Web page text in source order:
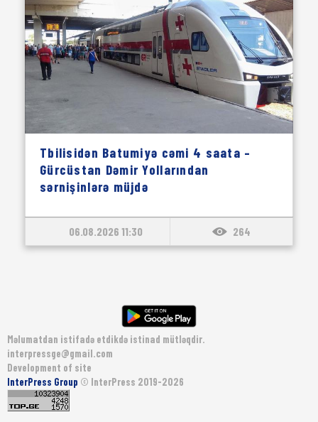
Tbilisidən Batumiyə cəmi 4 saata –
Gürcüstan Dəmir Yollarından
sərnişinlərə müjdə
06.08.2026 11:30 264
Məlumatdan istifadə etdikdə istinad mütləqdir.
interpressge@gmail.com
Development of site
InterPress Group © InterPress 2019-2026